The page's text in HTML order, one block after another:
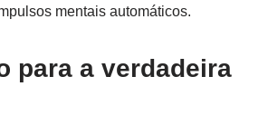
mentais automáticos.
para a verdadeira